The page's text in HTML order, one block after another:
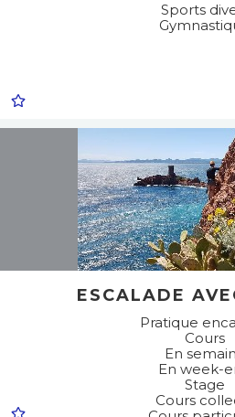
Sports
ESCALADE
Pratique
Cours
En
En week-
Stage
Cours